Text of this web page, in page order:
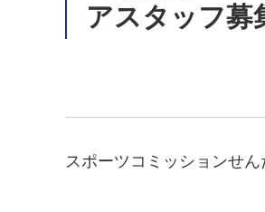
アスタッフ募
スポーツコミッションせ